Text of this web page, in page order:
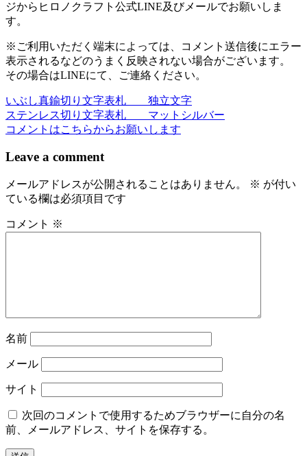
ジからヒロノクラフト公式LINE及びメールでお願いしま
す。
※ご利用いただく端末によっては、コメント送信後にエラー
表示されるなどのうまく反映されない場合がございます。
その場合はLINEにて、ご連絡ください。
投
稿
ナ
ゲ
シ
いぶし真鍮切り文字表札 独立文字
ステンレス切り文字表札 マットシルバー
コメントはこちらからお願いします
Leave a comment
メールアドレスが公開されることはありません。 ※ が付い
ている欄は必須項目です
コメント ※
名前
メール
サイト
次回のコメントで使用するためブラウザーに自分の名
前、メールアドレス、サイトを保存する。